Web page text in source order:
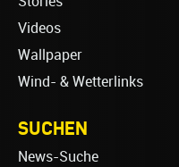
Videos
Wallpaper
Wind- & Wetterlinks
SUCHEN
News-Suche